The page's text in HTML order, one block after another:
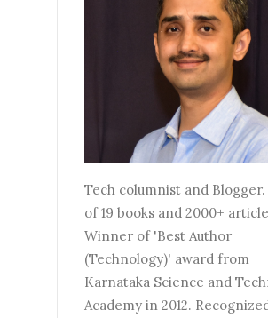
Tech columnist and
of 19 books and 2000+
Winner of 'Best Author
(Technology)' award from
Karnataka Science and
Academy in 2012.